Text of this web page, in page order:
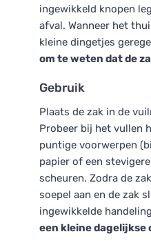
ingewikkeld knopen
afval. Wanneer het
kleine dingetjes
om te weten dat de
Gebruik
Plaats de zak in de
Probeer bij het vullen
puntige voorwerpen
papier of een
scheuren. Zodra de
soepel aan en de zak
ingewikkelde
een kleine